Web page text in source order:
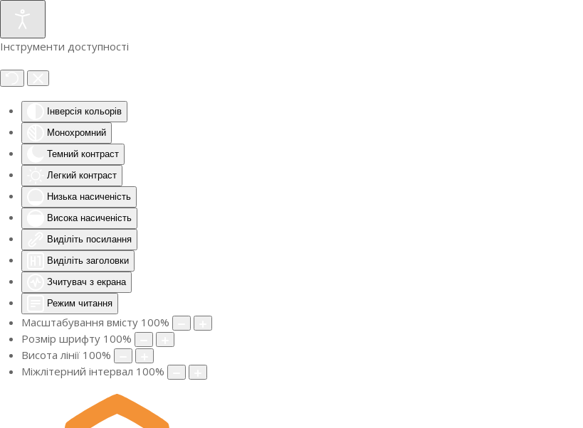
Інструменти доступності
Інверсія кольорів
Монохромний
Темний контраст
Легкий контраст
Низька насиченість
Висока насиченість
Виділіть посилання
Виділіть заголовки
Зчитувач з екрана
Режим читання
Масштабування вмісту 100%
Розмір шрифту 100%
Висота лінії 100%
Міжлітерний інтервал 100%